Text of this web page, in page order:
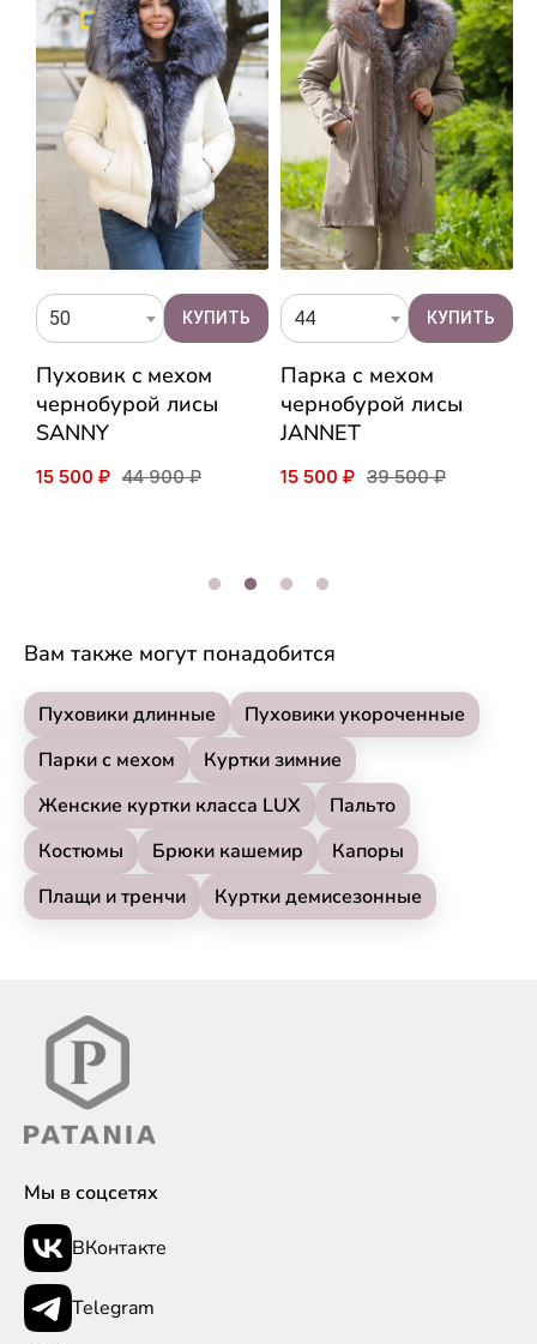
50
Пуховик c мехом
чернобурой лисы
SANNY
15 500 ₽ 44 900 ₽
44
Парка с мехом
чернобурой лисы
JANNET
15 500 ₽ 39 500 ₽
Вам также могут понадобится
Пуховики длинные
Пуховики укороченные
Парки с мехом
Куртки зимние
Женские куртки класса LUX
Пальто
Костюмы
Брюки кашемир
Капоры
Плащи и тренчи
Куртки демисезонные
Мы в соцсетях
ВКонтакте
Telegram